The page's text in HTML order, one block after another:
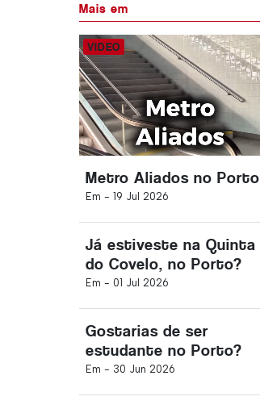
Mais em
Metro Aliados no Porto
Em - 19 Jul 2026
Já estiveste na Quinta
do Covelo, no Porto?
Em - 01 Jul 2026
Gostarias de ser
estudante no Porto?
Em - 30 Jun 2026